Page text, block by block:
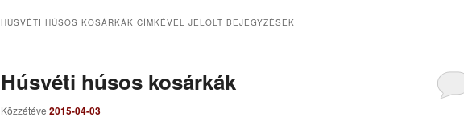
HÚSVÉTI HÚSOS KOSÁRKÁK CÍMKÉVEL JELÖLT BEJEGYZÉSEK
Húsvéti húsos kosárkák
Közzétéve 2015-04-03